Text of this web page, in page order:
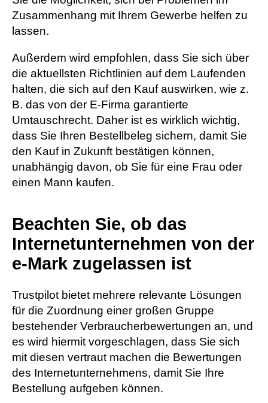
Zusammenhang mit Ihrem Gewerbe helfen zu
lassen.
Außerdem wird empfohlen, dass Sie sich über
die aktuellsten Richtlinien auf dem Laufenden
halten, die sich auf den Kauf auswirken, wie z.
B. das von der E-Firma garantierte
Umtauschrecht. Daher ist es wirklich wichtig,
dass Sie Ihren Bestellbeleg sichern, damit Sie
den Kauf in Zukunft bestätigen können,
unabhängig davon, ob Sie für eine Frau oder
einen Mann kaufen.
Beachten Sie, ob das
Internetunternehmen von der
e-Mark zugelassen ist
Trustpilot bietet mehrere relevante Lösungen
für die Zuordnung einer großen Gruppe
bestehender Verbraucherbewertungen an, und
es wird hiermit vorgeschlagen, dass Sie sich
mit diesen vertraut machen die Bewertungen
des Internetunternehmens, damit Sie Ihre
Bestellung aufgeben können.